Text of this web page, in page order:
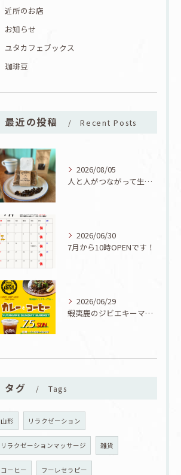
近所のお店
お知らせ
ユタカフェブックス
珈琲豆
最近の投稿 Recent Posts
2026/08/05
人と人がつながって生まれた一品！ユタカフェオリジナルコーヒーシフォン誕生！
2026/06/30
7月から10時OPENです！
2026/06/29
蝦夷鹿のジビエキーマカレーが食べられる7/5『カレーとコーヒーと七夕』開催！
タグ Tags
山形 リラクゼーション
リラクゼーションマッサージ 雑貨
コーヒー フーレセラピー